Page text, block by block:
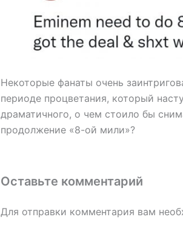
Некоторые фанаты очень
периоде процветания, который
драматичного, о чем стоило бы
продолжение «8-ой мили»?
Оставьте комментарий
Для отправки комментария вам